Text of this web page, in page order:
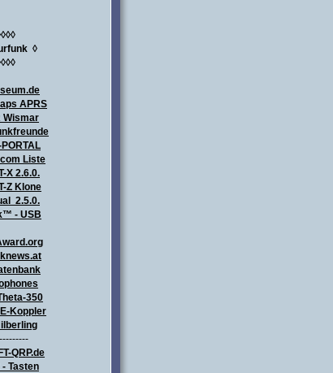
◊
APRS
Wismar
Liste
X 2.6.0.
Z Klone
2.5.0.
- USB
350
Koppler
-QRP.de
- Tasten